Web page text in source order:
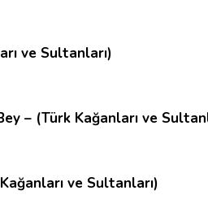
ve Sultanları)
– (Türk Kağanları ve
ve Sultanları)